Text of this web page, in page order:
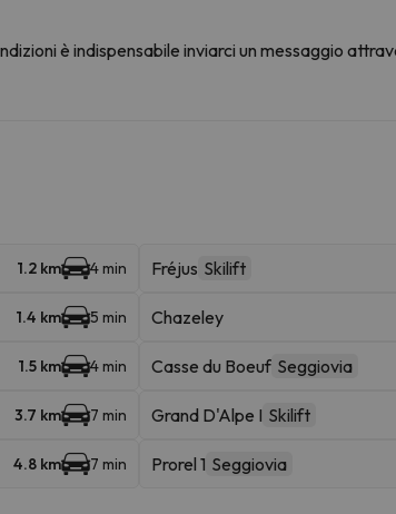
è indispensabile inviarci un messaggio
1.2 km 4 min Fréjus Skilift
1.4 km 5 min Chazeley
1.5 km 4 min Casse du Boeuf Seggiovia
3.7 km 7 min Grand D'Alpe I Skilift
4.8 km 7 min Prorel 1 Seggiovia